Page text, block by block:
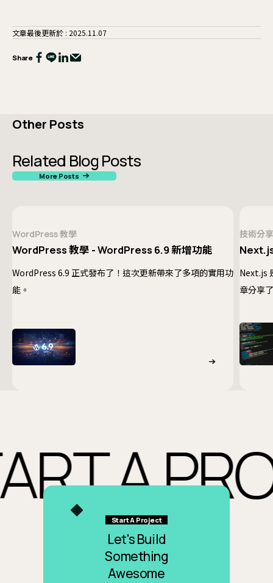
文章最後更新於 : 2025.11.07
Share
Other Posts
Related Blog Posts
More Posts
WordPress 教學
WordPress 教學 - WordPress 6.9 新增功能
WordPress 6.9 正式發布了！這次更新帶來了多項的實用功
能。
技術分
Next.js
章分享
些解決
A
Start A Project
Let's Build
Something
Awesome